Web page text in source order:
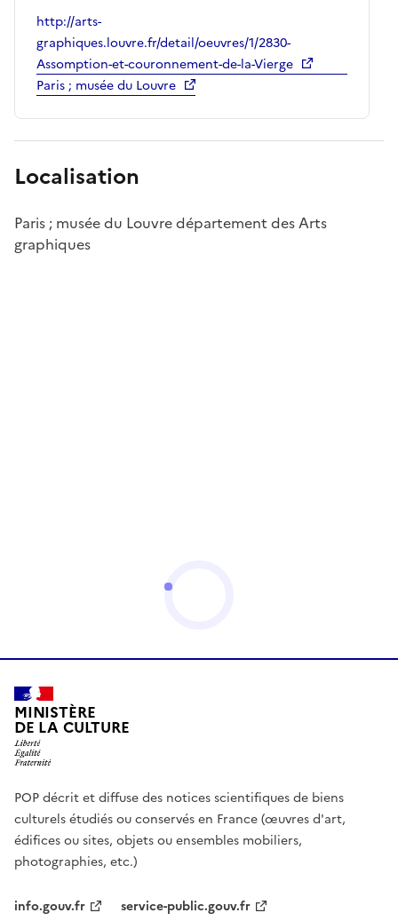
http://arts-
graphiques.louvre.fr/detail/oeuvres/1/2830-
Assomption-et-couronnement-de-la-Vierge
Paris ; musée du Louvre
Localisation
Paris ; musée du Louvre département des Arts
graphiques
MINISTÈRE
DE LA CULTURE
POP décrit et diffuse des notices scientifiques de biens
culturels étudiés ou conservés en France (œuvres d'art,
édifices ou sites, objets ou ensembles mobiliers,
photographies, etc.)
info.gouv.fr service-public.gouv.fr